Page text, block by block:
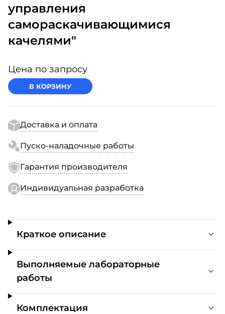
управления
самораскачивающимися
качелями"
Цена по запросу
В КОРЗИНУ
Доставка и оплата
Пуско-наладочные работы
Гарантия производителя
Индивидуальная разработка
Краткое описание
Выполняемые лабораторные
работы
Комплектация